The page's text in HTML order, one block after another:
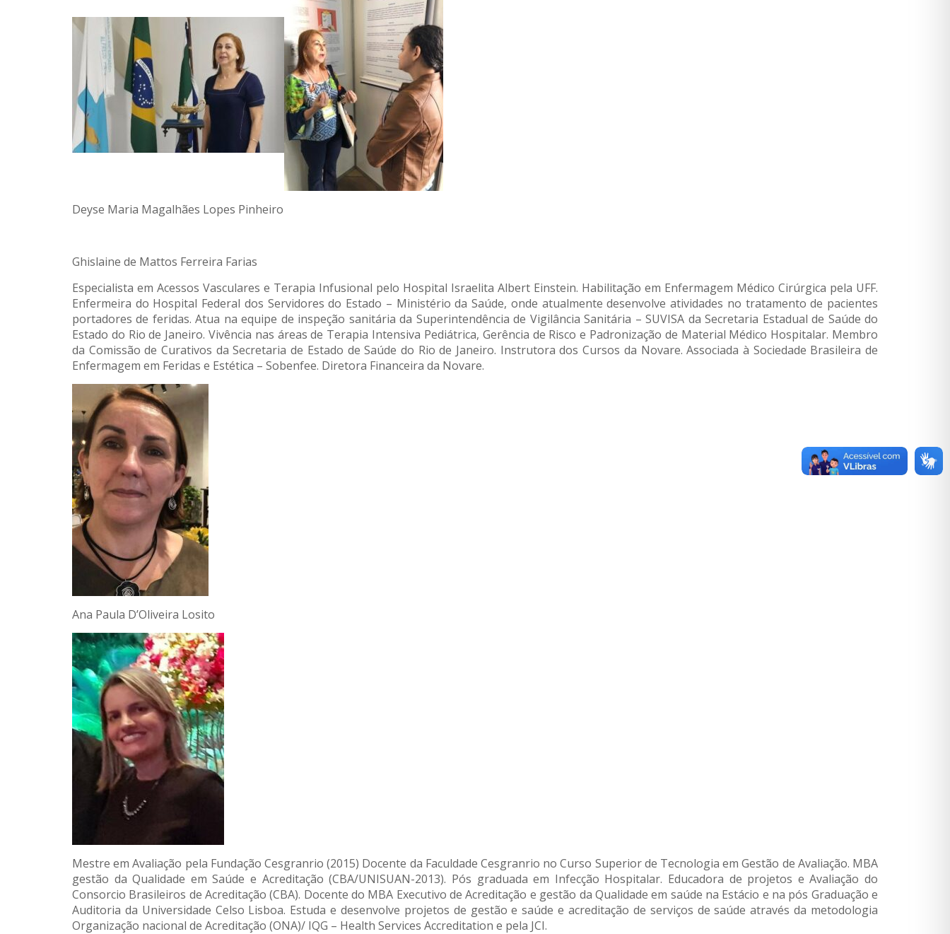
Deyse Maria Magalhães Lopes Pinheiro
Ghislaine de Mattos Ferreira Farias
Especialista em Acessos Vasculares e Terapia Infusional pelo Hospital Israelita Albert Einstein. Habilitação em Enfermagem Médico Cirúrgica pela UFF.
Enfermeira do Hospital Federal dos Servidores do Estado – Ministério da Saúde, onde atualmente desenvolve atividades no tratamento de pacientes
portadores de feridas. Atua na equipe de inspeção sanitária da Superintendência de Vigilância Sanitária – SUVISA da Secretaria Estadual de Saúde do
Estado do Rio de Janeiro. Vivência nas áreas de Terapia Intensiva Pediátrica, Gerência de Risco e Padronização de Material Médico Hospitalar. Membro
da Comissão de Curativos da Secretaria de Estado de Saúde do Rio de Janeiro. Instrutora dos Cursos da Novare. Associada à Sociedade Brasileira de
Enfermagem em Feridas e Estética – Sobenfee. Diretora Financeira da Novare.
Ana Paula D’Oliveira Losito
Mestre em Avaliação pela Fundação Cesgranrio (2015) Docente da Faculdade Cesgranrio no Curso Superior de Tecnologia em Gestão de Avaliação. MBA
gestão da Qualidade em Saúde e Acreditação (CBA/UNISUAN-2013). Pós graduada em Infecção Hospitalar. Educadora de projetos e Avaliação do
Consorcio Brasileiros de Acreditação (CBA). Docente do MBA Executivo de Acreditação e gestão da Qualidade em saúde na Estácio e na pós Graduação e
Auditoria da Universidade Celso Lisboa. Estuda e desenvolve projetos de gestão e saúde e acreditação de serviços de saúde através da metodologia
Organização nacional de Acreditação (ONA)/ IQG – Health Services Accreditation e pela JCI.